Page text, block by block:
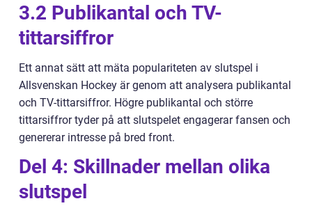
3.2 Publikantal och TV-
tittarsiffror
Ett annat sätt att mäta populariteten av slutspel i
Allsvenskan Hockey är genom att analysera publikantal
och TV-tittarsiffror. Högre publikantal och större
tittarsiffror tyder på att slutspelet engagerar fansen och
genererar intresse på bred front.
Del 4: Skillnader mellan olika
slutspel